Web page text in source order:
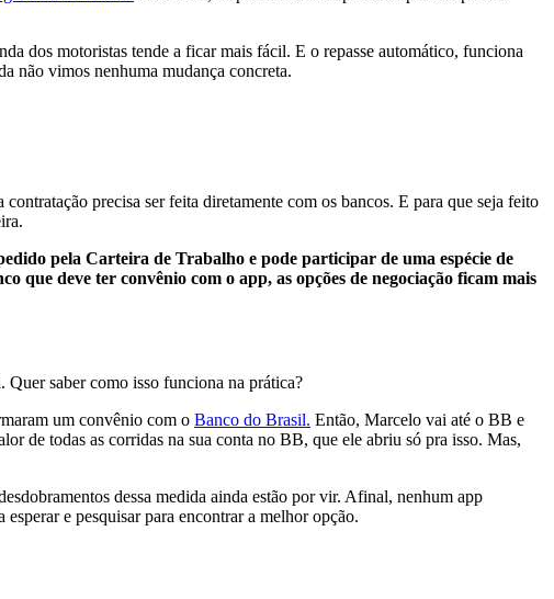
dos motoristas tende a ficar mais fácil. E o repasse automático, funciona
não vimos nenhuma mudança concreta.
precisa ser feita diretamente com os bancos. E para que seja feito
pela Carteira de Trabalho e pode participar de uma espécie de
que deve ter convênio com o app, as opções de negociação ficam mais
saber como isso funciona na prática?
um convênio com o Banco do Brasil. Então, Marcelo vai até o BB e
de todas as corridas na sua conta no BB, que ele abriu só pra isso. Mas,
dessa medida ainda estão por vir. Afinal, nenhum app
e pesquisar para encontrar a melhor opção.